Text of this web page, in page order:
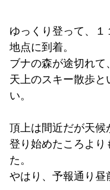
ゆっくり登って、
地点に到着。
ブナの森が途切れて
天上のスキー散歩と
い。
頂上は間近だが天候
登り始めたころより
た。
やはり、予報通り昼